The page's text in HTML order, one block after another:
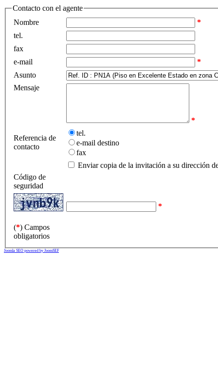
Contacto con el agente
Nombre
*
tel.
fax
e-mail
*
Asunto
Mensaje
*
Referencia de
contacto
tel.
e-mail destino
fax
Enviar copia de la invitación a su dirección
Código de
seguridad
*
(*) Campos
obligatorios
Joomla SEO powered by JoomSEF